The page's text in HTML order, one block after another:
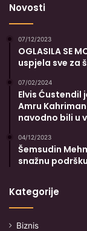
Novosti
07/12/2023
OGLASILA SE
uspjela sve za
07/02/2024
Elvis Ćustendil
Amru
navodno bili u
04/12/2023
Šemsudin
snažnu
Kategorije
Biznis